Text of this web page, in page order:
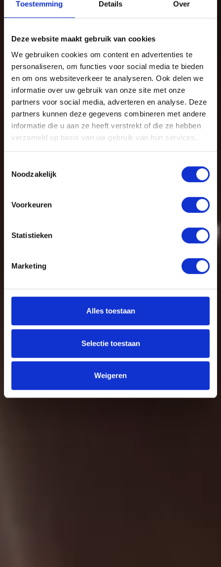
Toestemming Details Over
Deze website maakt gebruik van cookies
We gebruiken cookies om content en advertenties te
personaliseren, om functies voor social media te bieden
en om ons websiteverkeer te analyseren. Ook delen we
informatie over uw gebruik van onze site met onze
partners voor social media, adverteren en analyse. Deze
partners kunnen deze gegevens combineren met andere
informatie die u aan ze heeft verstrekt of die ze hebben
verzameld op basis van uw gebruik van hun services.
Noodzakelijk
Voorkeuren
Statistieken
Marketing
Alles toestaan
Selectie toestaan
Weigeren
Hoeveel koolhydraten heb
je als sporter nodig?